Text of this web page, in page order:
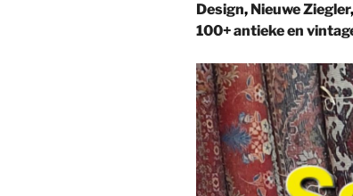
Design, Nieuwe Ziegler
100+ antieke en